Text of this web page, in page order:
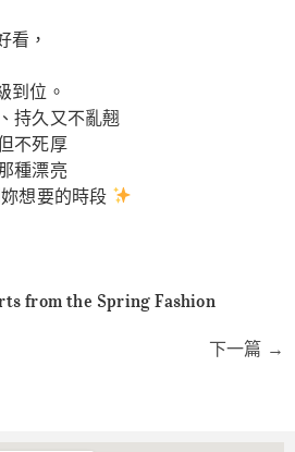
看，
到位。
持久又不亂翹
不死厚
種漂亮
想要的時段
from the Spring Fashion
下一篇 →